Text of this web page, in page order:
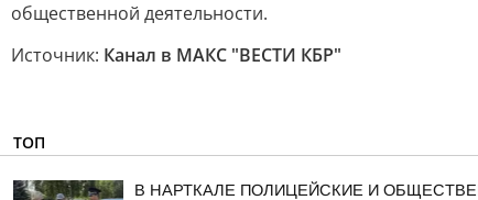
общественной деятельности.
Источник: Канал в МАКС "ВЕСТИ КБР"
ТОП
В НАРТКАЛЕ ПОЛИЦЕЙСКИЕ И